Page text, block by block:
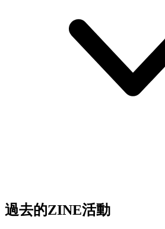
過去的ZINE活動